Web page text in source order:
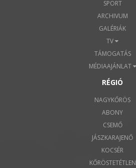
SPORT
ARCHIVUM
GALÉRIÁK
TV
TÁMOGATÁS
MÉDIAAJÁNLAT
RÉGIÓ
NAGYKŐRÖS
ABONY
CSEMŐ
JÁSZKARAJENŐ
KOCSÉR
KŐRÖSTETÉTLEN